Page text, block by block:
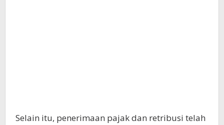
Selain itu, penerimaan pajak dan retribusi telah